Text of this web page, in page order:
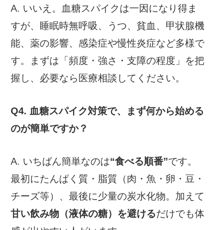
A. いいえ。血糖スパイクは一因になり得ま
すが、睡眠時無呼吸、うつ、貧血、甲状腺機
能、薬の影響、感染症や慢性炎症など多様で
す。まずは「頻度・強さ・支障の程度」を把
握し、必要なら医療相談してください。
Q4. 血糖スパイク対策で、まず何から始める
のが簡単ですか？
A. いちばん簡単なのは“食べる順番”です。
最初にたんぱく質・脂質（肉・魚・卵・豆・
チーズ等）、最後に少量の炭水化物。加えて
甘い飲み物（液体の糖）を避けるだけでも体